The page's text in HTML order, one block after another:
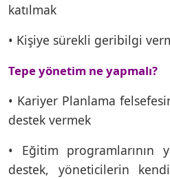
katılmak
• Kişiye sürekli geribilgi
Tepe yönetim ne yapmalı?
• Kariyer Planlama
destek vermek
• Eğitim programlarının
destek, yöneticilerin